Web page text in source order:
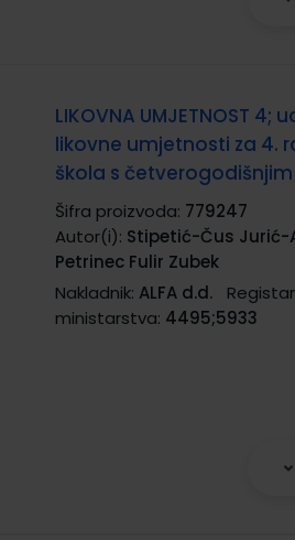
LIKOVNA UMJETNOST 4;
likovne umjetnosti za 4.
škola s
Šifra proizvoda: 779247
Autor(i): Stipetić-Čus Jurić-
Petrinec Fulir Zubek
Nakladnik: ALFA d.d.
ministarstva: 4495;5933